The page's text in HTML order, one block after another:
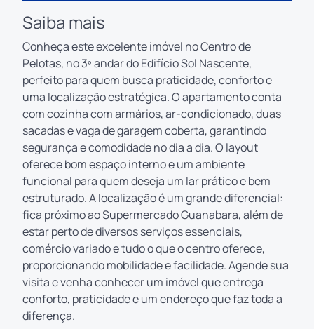
Saiba mais
Conheça este excelente imóvel no Centro de
Pelotas, no 3º andar do Edifício Sol Nascente,
perfeito para quem busca praticidade, conforto e
uma localização estratégica. O apartamento conta
com cozinha com armários, ar-condicionado, duas
sacadas e vaga de garagem coberta, garantindo
segurança e comodidade no dia a dia. O layout
oferece bom espaço interno e um ambiente
funcional para quem deseja um lar prático e bem
estruturado. A localização é um grande diferencial:
fica próximo ao Supermercado Guanabara, além de
estar perto de diversos serviços essenciais,
comércio variado e tudo o que o centro oferece,
proporcionando mobilidade e facilidade. Agende sua
visita e venha conhecer um imóvel que entrega
conforto, praticidade e um endereço que faz toda a
diferença.